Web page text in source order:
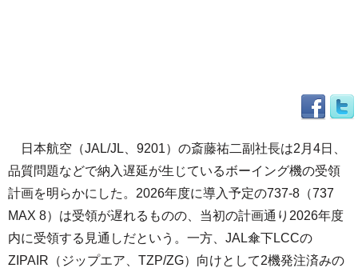
日本航空（JAL/JL、9201）の斎藤祐二副社長は2月4日、
品質問題などで納入遅延が生じているボーイング機の受領
計画を明らかにした。2026年度に導入予定の737-8（737
MAX 8）は受領が遅れるものの、当初の計画通り2026年度
内に受領する見通しだという。一方、JAL傘下LCCの
ZIPAIR（ジップエア、TZP/ZG）向けとして2機発注済みの